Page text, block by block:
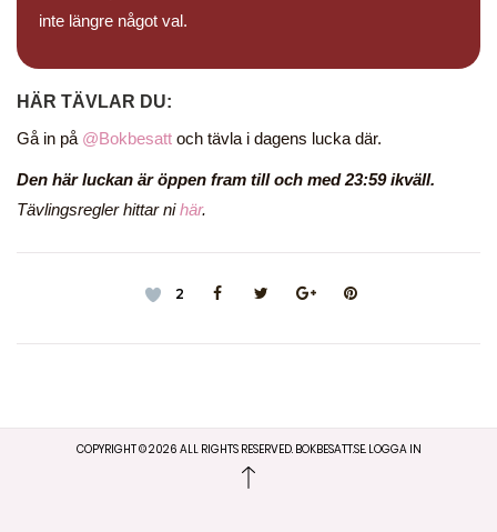
inte längre något val.
HÄR TÄVLAR DU:
Gå in på @Bokbesatt och tävla i dagens lucka där.
Den här luckan är öppen fram till och med 23:59 ikväll.
Tävlingsregler hittar nihär.
2
COPYRIGHT ©2026 ALL RIGHTS RESERVED. BOKBESATT.SE. LOGGA IN